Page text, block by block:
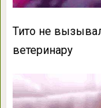
Тито не
ветеринару